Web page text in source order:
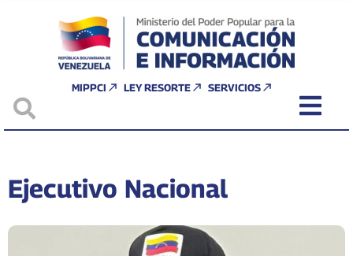
MIPPCI LEY RESORTE SERVICIOS
Ejecutivo Nacional